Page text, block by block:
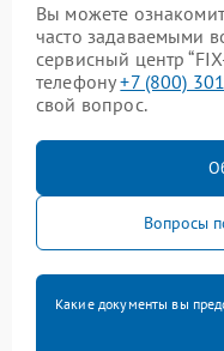
Вы можете
часто задаваемыми
сервисный центр
телефону+7 (800)
свой вопрос.
Вопросы
Какие документы вы